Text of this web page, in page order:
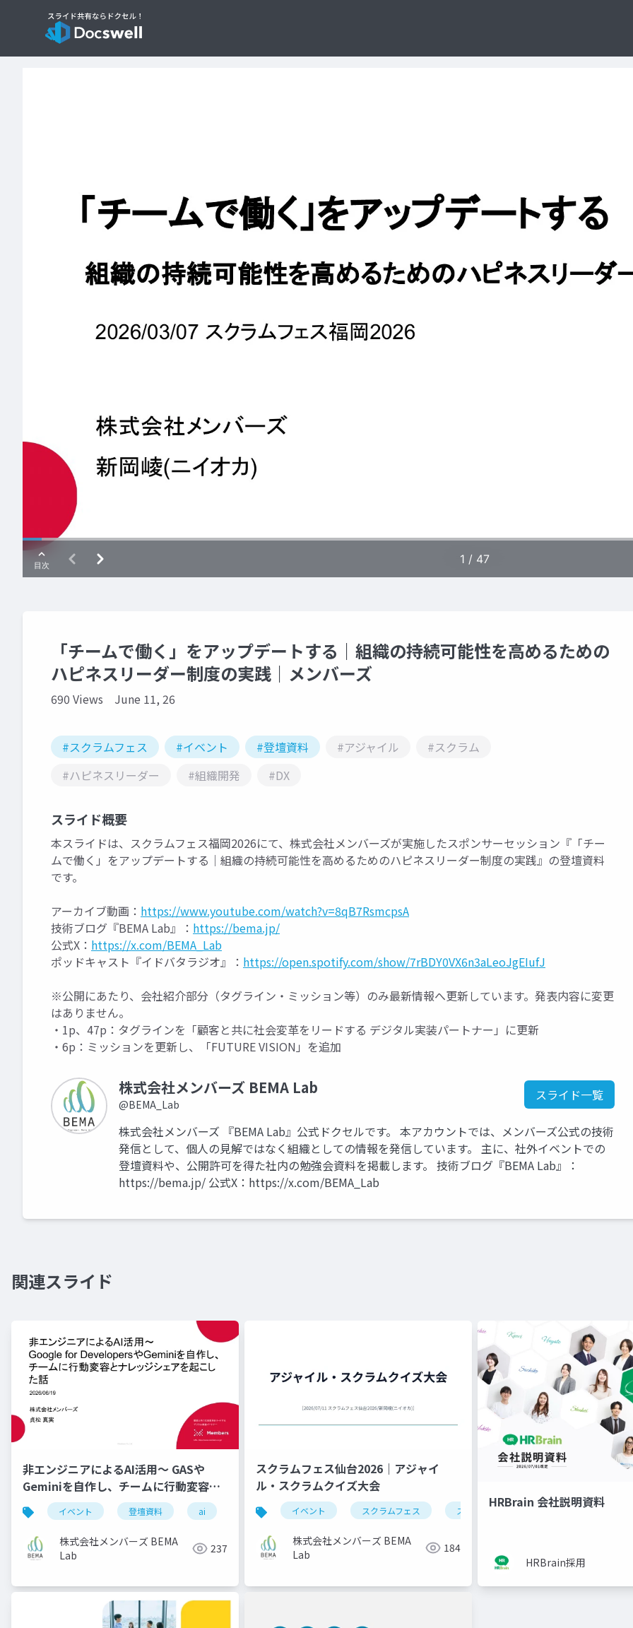
「チームで働く」をアップデートする｜組織の持続可能性を高めるための
ハピネスリーダー制度の実践｜メンバーズ
690 Views June 11, 26
#スクラムフェス #イベント #登壇資料 #アジャイル
#スクラム
#ハピネスリーダー
#組織開発 #DX
スライド概要
本スライドは、スクラムフェス福岡2026にて、株式会社メンバーズが実施したスポンサーセッション『「チー
ムで働く」をアップデートする｜組織の持続可能性を高めるためのハピネスリーダー制度の実践』の登壇資料
です。
アーカイブ動画： https://www.youtube.com/watch?v=8qB7RsmcpsA
技術ブログ『BEMA Lab』： https://bema.jp/
公式X： https://x.com/BEMA_Lab
ポッドキャスト『イドバタラジオ』： https://open.spotify.com/show/7rBDY0VX6n3aLeoJgEIufJ
※公開にあたり、会社紹介部分（タグライン・ミッション等）のみ最新情報へ更新しています。発表内容に変更
はありません。
・1p、47p：タグラインを「顧客と共に社会変革をリードする デジタル実装パートナー」に更新
・6p：ミッションを更新し、「FUTURE VISION」を追加
株式会社メンバーズ BEMA Lab
@BEMA_Lab
スライド一覧
株式会社メンバーズ 『BEMA Lab』公式ドクセルです。 本アカウントでは、メンバーズ公式の技術
発信として、個人の見解ではなく組織としての情報を発信しています。 主に、社外イベントでの
登壇資料や、公開許可を得た社内の勉強会資料を掲載します。 技術ブログ『BEMA Lab』：
https://bema.jp/ 公式X：https://x.com/BEMA_Lab
関連スライド
非エンジニアによるAI活用〜 GASや
Geminiを自作し、チームに行動変容と
ナレッジシェアを起こした話｜メンバー
ズ
イベント 登壇資料 ai gemini
株式会社メンバーズ BEMA
Lab
237
スクラムフェス仙台2026｜アジャイ
ル・スクラムクイズ大会
イベント スクラムフェス スクラム アジャイル
株式会社メンバーズ BEMA
Lab
184
HRBrain 会社説明資料
HRBrain採用